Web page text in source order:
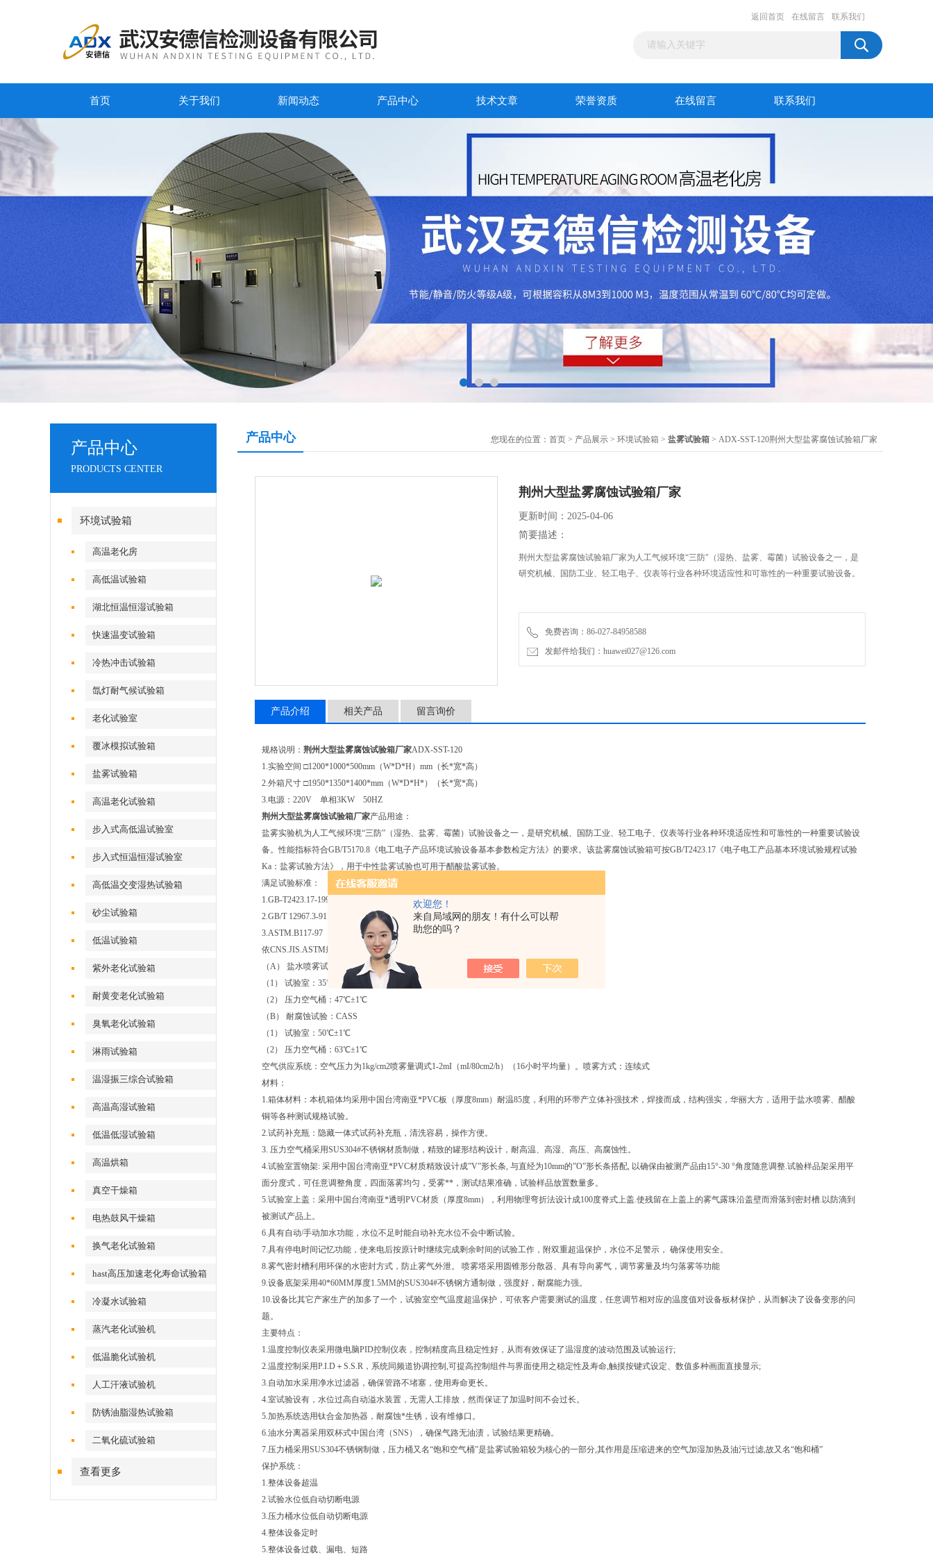
欢迎您！
来自局域网的朋友！有什么可以帮
助您的吗？
返回首页 在线留言 联系我们
首页 关于我们 新闻动态 产品中心 技术文章 荣誉资质 在线留言 联系我们
产品中心
PRODUCTS CENTER
环境试验箱
高温老化房
高低温试验箱
湖北恒温恒湿试验箱
快速温变试验箱
冷热冲击试验箱
氙灯耐气候试验箱
老化试验室
覆冰模拟试验箱
盐雾试验箱
高温老化试验箱
步入式高低温试验室
步入式恒温恒湿试验室
高低温交变湿热试验箱
砂尘试验箱
低温试验箱
紫外老化试验箱
耐黄变老化试验箱
臭氧老化试验箱
淋雨试验箱
温湿振三综合试验箱
高温高湿试验箱
低温低湿试验箱
高温烘箱
真空干燥箱
电热鼓风干燥箱
换气老化试验箱
hast高压加速老化寿命试验箱
冷凝水试验箱
蒸汽老化试验机
低温脆化试验机
人工汗液试验机
防锈油脂湿热试验箱
二氧化硫试验箱
查看更多
产品中心 您现在的位置： 首页 > 产品展示 > 环境试验箱 > 盐雾试验箱 > ADX-SST-120荆州大型盐雾腐蚀试验箱厂家
荆州大型盐雾腐蚀试验箱厂家
更新时间：2025-04-06
简要描述：
荆州大型盐雾腐蚀试验箱厂家为人工气候环境“三防"（湿热、盐雾、霉菌）试验设备之一，是
研究机械、国防工业、轻工电子、仪表等行业各种环境适应性和可靠性的一种重要试验设备。
免费咨询：86-027-84958588
发邮件给我们：huawei027@126.com
产品介绍 相关产品 留言询价
规格说明： 荆州大型盐雾腐蚀试验箱厂家ADX-SST-120
1.实验空间 □1200*1000*500mm（W*D*H）mm（长*宽*高）
2.外箱尺寸 □1950*1350*1400*mm（W*D*H*）（长*宽*高）
3.电源：220V 单相3KW 50HZ
荆州大型盐雾腐蚀试验箱厂家产品用途：
盐雾实验机为人工气候环境“三防”（湿热、盐雾、霉菌）试验设备之一，是研究机械、国防工业、轻工电子、仪表等行业各种环境适应性和可靠性的一种重要试验设
备。性能指标符合GB/T5170.8《电工电子产品环境试验设备基本参数检定方法》的要求。该盐雾腐蚀试验箱可按GB/T2423.17《电子电工产品基本环境试验规程试验
Ka：盐雾试验方法》，用于中性盐雾试验也可用于醋酸盐雾试验。
满足试验标准：
1.GB-T2423.17-1993 盐雾试验
2.GB/T 12967.3-91 CASS加速醋酸盐雾试验
3.ASTM.B117-97 盐雾试验
依CNS.JIS.ASTM规格，可设定式恒温控制：
（A） 盐水喷雾试验：NSS，ACSS
（1） 试验室：35℃±1℃
（2） 压力空气桶：47℃±1℃
（B） 耐腐蚀试验：CASS
（1） 试验室：50℃±1℃
（2） 压力空气桶：63℃±1℃
空气供应系统：空气压力为1kg/cm2喷雾量调式1-2mI（mI/80cm2/h）（16小时平均量）。喷雾方式：连续式
材料：
1.箱体材料：本机箱体均采用中国台湾南亚*PVC板（厚度8mm）耐温85度，利用的环带产立体补强技术，焊接而成，结构强实，华丽大方，适用于盐水喷雾、醋酸
铜等各种测试规格试验。
2.试药补充瓶：隐藏一体式试药补充瓶，清洗容易，操作方便。
3. 压力空气桶采用SUS304#不锈钢材质制做，精致的罐形结构设计，耐高温、高湿、高压、高腐蚀性。
4.试验室置物架: 采用中国台湾南亚*PVC材质精致设计成”V”形长条, 与直经为10mm的”O”形长条搭配, 以确保由被测产品由15°-30 °角度随意调整.试验样品架采用平
面分度式，可任意调整角度，四面落雾均匀，受雾**，测试结果准确，试验样品放置数量多。
5.试验室上盖：采用中国台湾南亚*透明PVC材质（厚度8mm），利用物理弯折法设计成100度脊式上盖.使残留在上盖上的雾气露珠沿盖壁而滑落到密封槽.以防滴到
被测试产品上。
6.具有自动/手动加水功能，水位不足时能自动补充水位不会中断试验。
7.具有停电时间记忆功能，使来电后按原计时继续完成剩余时间的试验工作，附双重超温保护，水位不足警示， 确保使用安全。
8.雾气密封槽利用环保的水密封方式，防止雾气外泄。 喷雾塔采用圆锥形分散器、具有导向雾气，调节雾量及均匀落雾等功能
9.设备底架采用40*60MM厚度1.5MM的SUS304#不锈钢方通制做，强度好，耐腐能力强。
10.设备比其它产家生产的加多了一个，试验室空气温度超温保护，可依客户需要测试的温度，任意调节相对应的温度值对设备板材保护，从而解决了设备变形的问
题。
主要特点：
1.温度控制仪表采用微电脑PID控制仪表，控制精度高且稳定性好，从而有效保证了温湿度的波动范围及试验运行;
2.温度控制采用P.I.D＋S.S.R，系统同频道协调控制,可提高控制组件与界面使用之稳定性及寿命,触摸按键式设定、数值多种画面直接显示;
3.自动加水采用净水过滤器，确保管路不堵塞，使用寿命更长。
4.室试验设有，水位过高自动溢水装置，无需人工排放，然而保证了加温时间不会过长。
5.加热系统选用钛合金加热器，耐腐蚀*生锈，设有维修口。
6.油水分离器采用双杯式中国台湾（SNS），确保气路无油渍，试验结果更精确。
7.压力桶采用SUS304不锈钢制做，压力桶又名“饱和空气桶”是盐雾试验箱较为核心的一部分,其作用是压缩进来的空气加湿加热及油污过滤,故又名“饱和桶”
保护系统：
1.整体设备超温
2.试验水位低自动切断电源
3.压力桶水位低自动切断电源
4.整体设备定时
5.整体设备过载、漏电、短路